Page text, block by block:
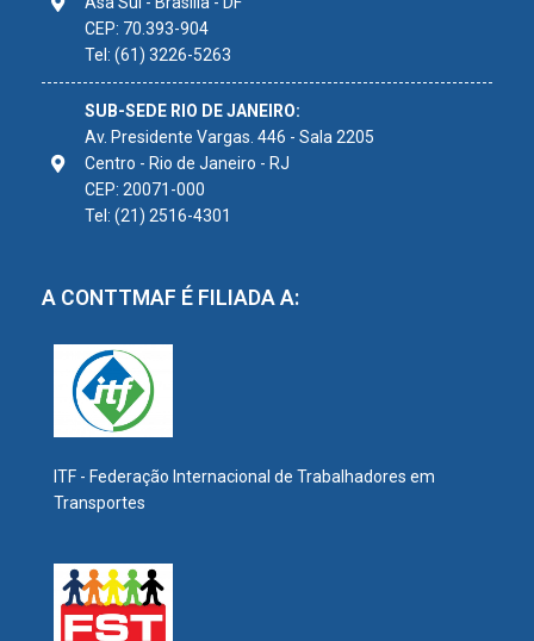
CEP: 70.393-904
Tel: (61) 3226-5263
SUB-SEDE RIO DE JANEIRO:
Av. Presidente Vargas. 446 - Sala 2205
Centro - Rio de Janeiro - RJ
CEP: 20071-000
Tel: (21) 2516-4301
A CONTTMAF É FILIADA A:
ITF - Federação Internacional de Trabalhadores em
Transportes